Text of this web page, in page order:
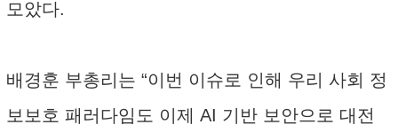
모았다.
배경훈 부총리는 “이번 이슈로 인해 우리 사회 정
보보호 패러다임도 이제 AI 기반 보안으로 대전